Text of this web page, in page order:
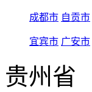
成都市 自贡市
宜宾市 广安市
贵州省